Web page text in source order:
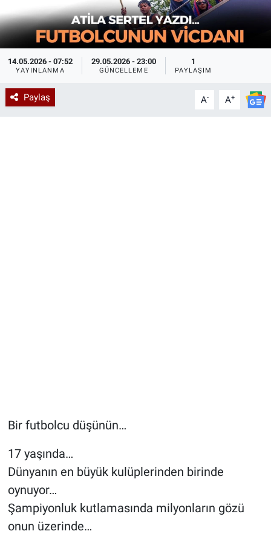
14.05.2026 - 07:52
YAYINLANMA
29.05.2026 - 23:00
GÜNCELLEME
1
PAYLAŞIM
Paylaş A- A+
Bir futbolcu düşünün…
17 yaşında…
Dünyanın en büyük kulüplerinden birinde
oynuyor…
Şampiyonluk kutlamasında milyonların gözü
onun üzerinde…